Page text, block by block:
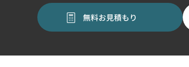
無料お見積もり